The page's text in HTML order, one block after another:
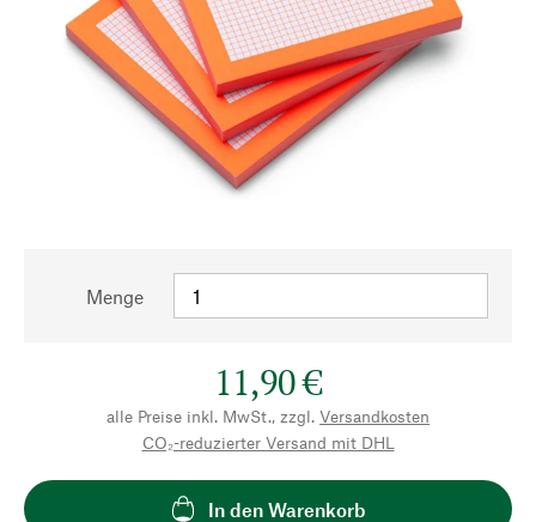
Menge
11,90 €
alle Preise inkl. MwSt., zzgl. Versandkosten
CO₂-reduzierter Versand mit DHL
In den Warenkorb